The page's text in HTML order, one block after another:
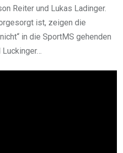
Reiter und Lukas Ladinger.
ist, zeigen die
in die SportMS gehenden
Luckinger…